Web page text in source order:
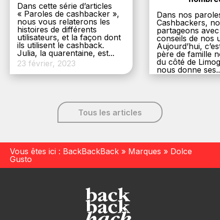
Dans cette série d’articles
« Paroles de cashbacker »,
nous vous relaterons les
histoires de différents
utilisateurs, et la façon dont
ils utilisent le cashback.
Julia, la quarentaine, est...
23 février, 2023
Dans nos
Cashbackers,
partageons
conseils de nos
Aujourd’hui,
père de famille
du côté de
nous donne
Tous les articles
Vous êtes ici : BackBackBack » Marques » Dolce
Gusto